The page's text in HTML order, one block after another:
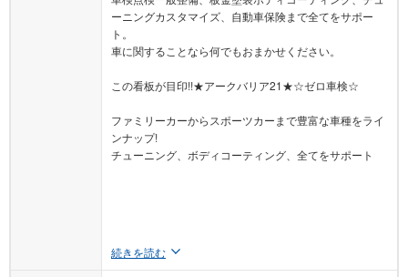
ーニングカスタマイズ、自動車保険まで全てをサポー
ト。
車に関することなら何でもおまかせください。
この看板が目印!!★アークバリア21★☆ゼロ車検☆
ファミリーカーからスポーツカーまで豊富な車種をライ
ンナップ!
チューニング、ボディコーティング、全てをサポート
続きを読む